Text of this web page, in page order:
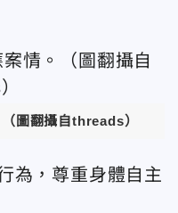
圖翻攝自threads）
為，尊重身體自主